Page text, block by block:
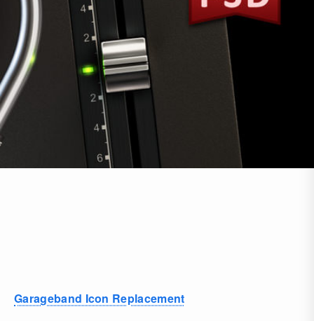
Garageband Icon Replacement